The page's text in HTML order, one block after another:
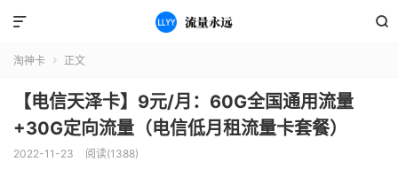


淘神卡  正文
【电信天泽卡】9元/月：60G全国通用流量
+30G定向流量（电信低月租流量卡套餐）
2022-11-23 阅读(1388)